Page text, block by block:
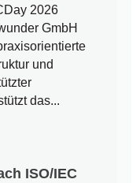
2026
GmbH
und
das...
ISO/IEC